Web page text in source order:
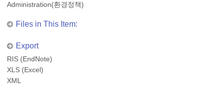
Administration(환경정책)
Files in This Item:
Export
RIS (EndNote)
XLS (Excel)
XML